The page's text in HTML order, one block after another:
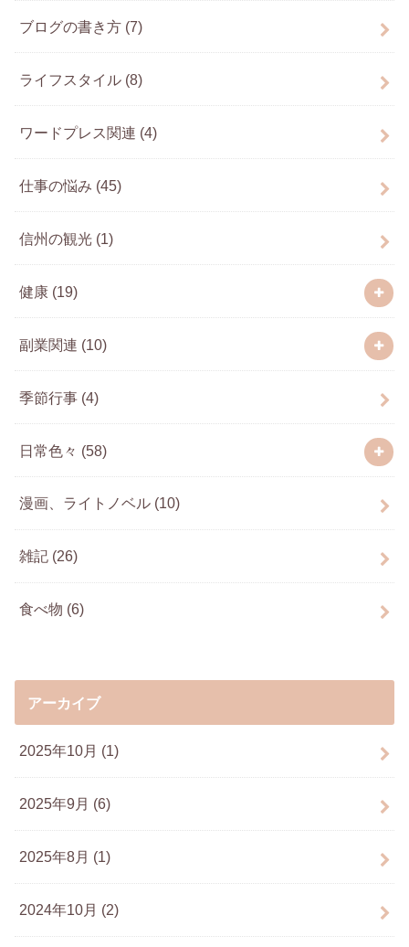
ブログの書き方 (7)
ライフスタイル (8)
ワードプレス関連 (4)
仕事の悩み (45)
信州の観光 (1)
健康 (19)
副業関連 (10)
季節行事 (4)
日常色々 (58)
漫画、ライトノベル (10)
雑記 (26)
食べ物 (6)
アーカイブ
2025年10月 (1)
2025年9月 (6)
2025年8月 (1)
2024年10月 (2)